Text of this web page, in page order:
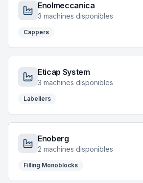
Enolmeccanica
3 machines disponibles
Cappers
Eticap System
3 machines disponibles
Labellers
Enoberg
2 machines disponibles
Filling Monoblocks